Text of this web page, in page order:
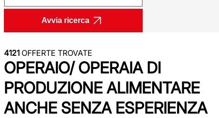
Avvia ricerca
4121 OFFERTE TROVATE
OPERAIO/ OPERAIA DI
PRODUZIONE ALIMENTARE
ANCHE SENZA ESPERIENZA